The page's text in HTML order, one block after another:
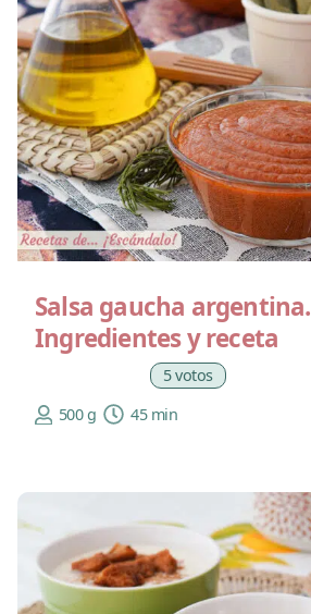
Salsa gaucha argentina.
Ingredientes y receta
5 votos
500 g
45 min